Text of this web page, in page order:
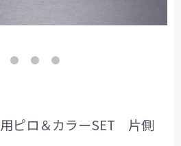
ピロ＆カラーSET 片側